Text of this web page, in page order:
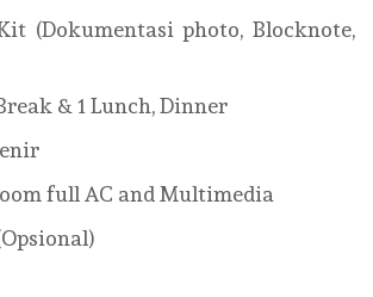
(Dokumentasi photo, Blocknote,
& 1 Lunch, Dinner
full AC and Multimedia